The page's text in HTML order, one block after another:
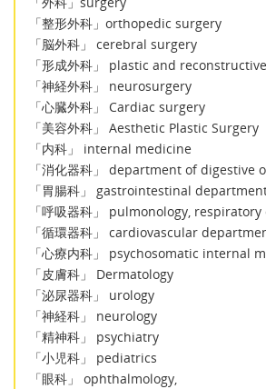
「整形外科」orthopedic surgery
「脳外科」 cerebral surgery
「形成外科」 plastic and
「神経外科」 neurosurgery
「心臓外科」 Cardiac surgery
「美容外科」 Aesthetic Plastic Surgery
「内科」 internal medicine
「消化器科」 department of digestive
「胃腸科」 gastrointestinal
「呼吸器科」 pulmonology,
「循環器科」 cardiovascular
「心療内科」 psychosomatic internal
「皮膚科」 Dermatology
「泌尿器科」 urology
「神経科」 neurology
「精神科」 psychiatry
「小児科」 pediatrics
「眼科」 ophthalmology,